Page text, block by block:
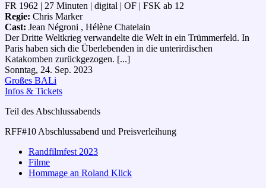
FR 1962 | 27 Minuten | digital | OF | FSK ab 12
Regie: Chris Marker
Cast: Jean Négroni , Hélène Chatelain
Der Dritte Weltkrieg verwandelte die Welt in ein Trümmerfeld. In
Paris haben sich die Überlebenden in die unterirdischen
Katakomben zurückgezogen. [...]
Sonntag, 24. Sep. 2023
Großes BALi
Infos & Tickets
Teil des Abschlussabends
RFF#10 Abschlussabend und Preisverleihung
Randfilmfest 2023
Filme
Hommage an Roland Klick